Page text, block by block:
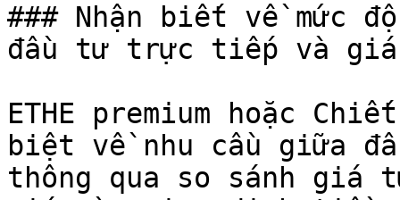
### Nhận biết về mức
đầu tư trực tiếp và
ETHE premium hoặc
biệt về nhu cầu giữa
thông qua so sánh giá